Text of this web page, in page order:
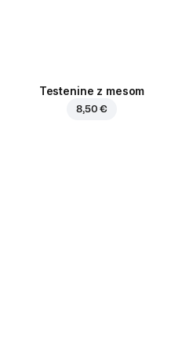
Testenine z mesom
8,50 €